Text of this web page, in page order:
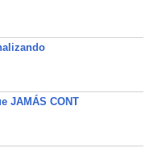
JAMÁS CONT